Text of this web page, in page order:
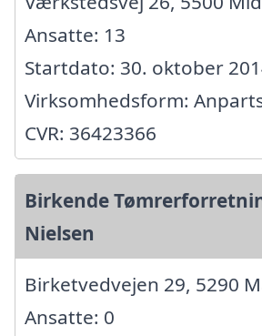
Ansatte: 13
Startdato: 30. oktober
Virksomhedsform:
CVR: 36423366
Birkende
Nielsen
Birketvedvejen 29, 5290
Ansatte: 0